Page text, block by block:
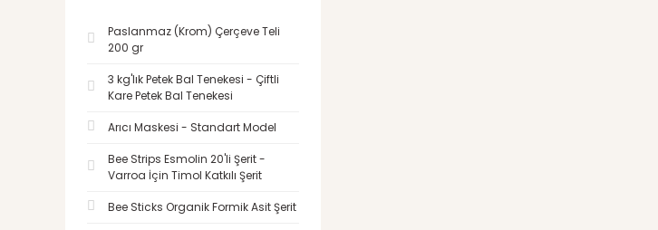
Paslanmaz (Krom) Çerçeve Teli
200 gr
3 kg'lık Petek Bal Tenekesi - Çiftli
Kare Petek Bal Tenekesi
Arıcı Maskesi - Standart Model
Bee Strips Esmolin 20'li Şerit -
Varroa İçin Timol Katkılı Şerit
Bee Sticks Organik Formik Asit Şerit